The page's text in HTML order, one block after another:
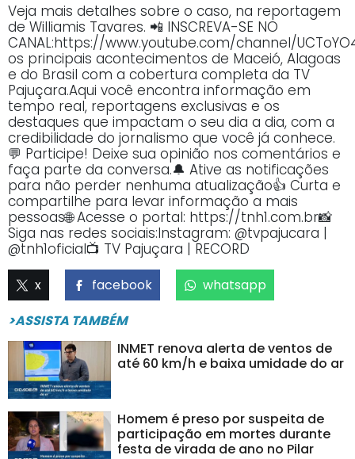
Veja mais detalhes sobre o caso, na reportagem
de Williamis Tavares. 📲 INSCREVA-SE NO
CANAL:https://www.youtube.com/channel/
os principais acontecimentos de Maceió, Alagoas
e do Brasil com a cobertura completa da TV
Pajuçara.Aqui você encontra informação em
tempo real, reportagens exclusivas e os
destaques que impactam o seu dia a dia, com a
credibilidade do jornalismo que você já conhece.
💬 Participe! Deixe sua opinião nos comentários e
faça parte da conversa.🔔 Ative as notificações
para não perder nenhuma atualização👍 Curta e
compartilhe para levar informação a mais
pessoas🌐 Acesse o portal: https://tnh1.com.br📸
Siga nas redes sociais:Instagram: @tvpajucara |
@tnh1oficial📺 TV Pajuçara | RECORD
x facebook
whatsapp
>ASSISTA TAMBÉM
INMET renova alerta de ventos de
até 60 km/h e baixa umidade do ar
Homem é preso por suspeita de
participação em mortes durante
festa de virada de ano no Pilar